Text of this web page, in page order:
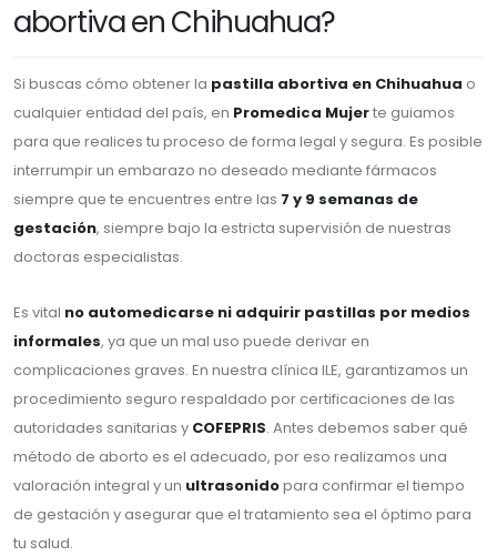
abortiva en Chihuahua?
Si buscas cómo obtener la pastilla abortiva en Chihuahua o
cualquier entidad del país, en Promedica Mujerte guiamos
para que realices tu proceso de forma legal y segura. Es posible
interrumpir un embarazo no deseado mediante fármacos
siempre que te encuentres entre las 7 y 9 semanas de
gestación, siempre bajo la estricta supervisión de nuestras
doctoras especialistas.
Es vital no automedicarse ni adquirir pastillas por medios
informales, ya que un mal uso puede derivar en
complicaciones graves. En nuestra clínica ILE, garantizamos un
procedimiento seguro respaldado por certificaciones de las
autoridades sanitarias y COFEPRIS. Antes debemos saber qué
método de aborto es el adecuado, por eso realizamos una
valoración integral y un ultrasonidopara confirmar el tiempo
de gestación y asegurar que el tratamiento sea el óptimo para
tu salud.